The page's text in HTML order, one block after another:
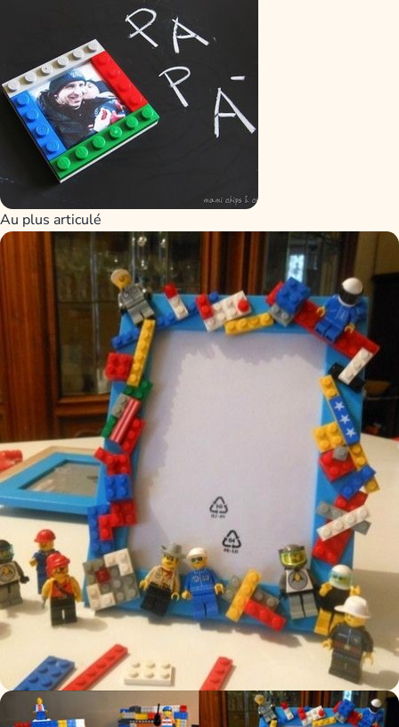
Au plus articulé